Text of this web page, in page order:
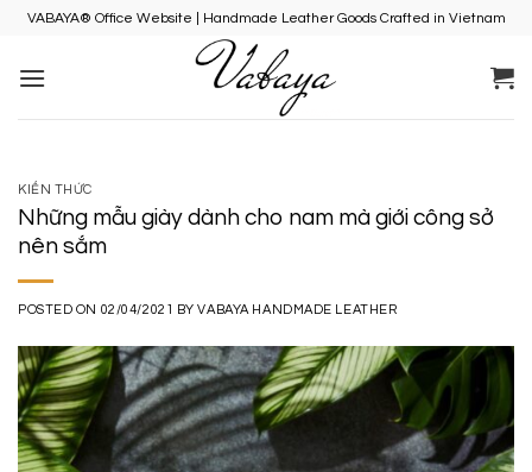
Skip
content
VABAYA® Office Website | Handmade Leather Goods Crafted in Vietnam
KIẾN THỨC
Những mẫu giày dành cho nam mà giới công sở
nên sắm
POSTED ON 02/04/2021 BYVABAYA HANDMADE LEATHER